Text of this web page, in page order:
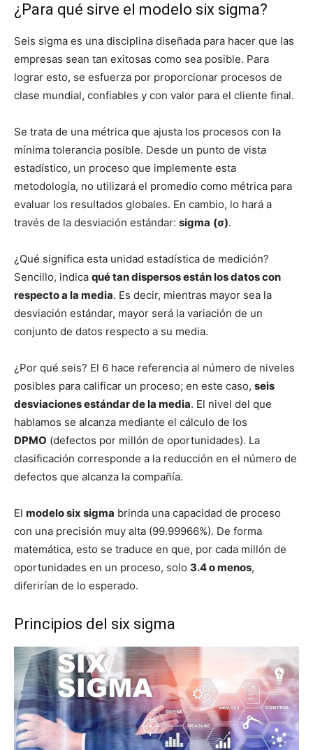
¿Para qué sirve el modelo six sigma?
Seis sigma es una disciplina diseñada para hacer que las
empresas sean tan exitosas como sea posible. Para
lograr esto, se esfuerza por proporcionar procesos de
clase mundial, confiables y con valor para el cliente final.
Se trata de una métrica que ajusta los procesos con la
mínima tolerancia posible. Desde un punto de vista
estadístico, un proceso que implemente esta
metodología, no utilizará el promedio como métrica para
evaluar los resultados globales. En cambio, lo hará a
través de la desviación estándar: sigma (σ).
¿Qué significa esta unidad estadística de medición?
Sencillo, indica qué tan dispersos están los datos con
respecto a la media. Es decir, mientras mayor sea la
desviación estándar, mayor será la variación de un
conjunto de datos respecto a su media.
¿Por qué seis? El 6 hace referencia al número de niveles
posibles para calificar un proceso; en este caso, seis
desviaciones estándar de la media. El nivel del que
hablamos se alcanza mediante el cálculo de los
DPMO (defectos por millón de oportunidades). La
clasificación corresponde a la reducción en el número de
defectos que alcanza la compañía.
El modelo six sigma brinda una capacidad de proceso
con una precisión muy alta (99.99966%). De forma
matemática, esto se traduce en que, por cada millón de
oportunidades en un proceso, solo 3.4 o menos,
diferirían de lo esperado.
Principios del six sigma